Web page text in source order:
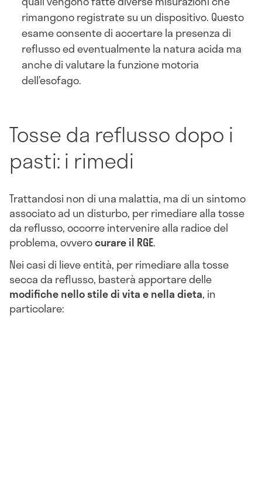
rimangono registrate su un dispositivo. Questo
esame consente di accertare la presenza di
reflusso ed eventualmente la natura acida ma
anche di valutare la funzione motoria
dell’esofago.
Tosse da reflusso dopo i
pasti: i rimedi
Trattandosi non di una malattia, ma di un sintomo
associato ad un disturbo, per rimediare alla tosse
da reflusso, occorre intervenire alla radice del
problema, ovverocurare il RGE.
Nei casi di lieve entità, per rimediare alla tosse
secca da reflusso, basterà apportare delle
modifiche nello stile di vita e nella dieta, in
particolare: